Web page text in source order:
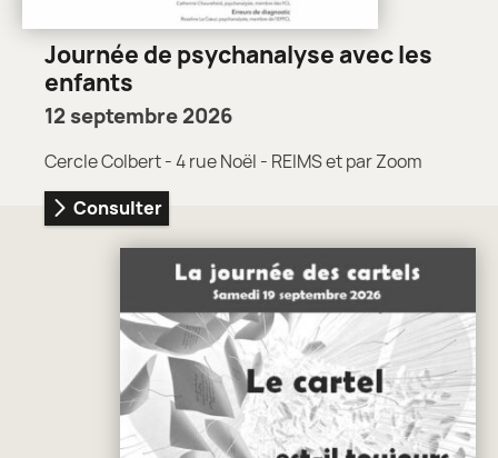
Journée de psychanalyse avec les
enfants
12 septembre 2026
Cercle Colbert - 4 rue Noël - REIMS et par Zoom
Consulter